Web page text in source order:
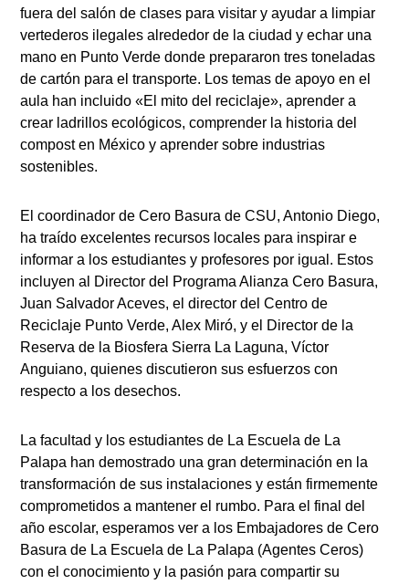
fuera del salón de clases para visitar y ayudar a limpiar
vertederos ilegales alrededor de la ciudad y echar una
mano en Punto Verde donde prepararon tres toneladas
de cartón para el transporte. Los temas de apoyo en el
aula han incluido «El mito del reciclaje», aprender a
crear ladrillos ecológicos, comprender la historia del
compost en México y aprender sobre industrias
sostenibles.
El coordinador de Cero Basura de CSU, Antonio Diego,
ha traído excelentes recursos locales para inspirar e
informar a los estudiantes y profesores por igual. Estos
incluyen al Director del Programa Alianza Cero Basura,
Juan Salvador Aceves, el director del Centro de
Reciclaje Punto Verde, Alex Miró, y el Director de la
Reserva de la Biosfera Sierra La Laguna, Víctor
Anguiano, quienes discutieron sus esfuerzos con
respecto a los desechos.
La facultad y los estudiantes de La Escuela de La
Palapa han demostrado una gran determinación en la
transformación de sus instalaciones y están firmemente
comprometidos a mantener el rumbo. Para el final del
año escolar, esperamos ver a los Embajadores de Cero
Basura de La Escuela de La Palapa (Agentes Ceros)
con el conocimiento y la pasión para compartir su